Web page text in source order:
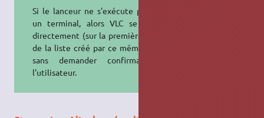
Si le lanceur ne s'exécute pas dans
un terminal, alors VLC se lancera
directement (sur la première chaîne
de la liste créé par ce même script)
sans demander confirmation à
l'utilisateur.